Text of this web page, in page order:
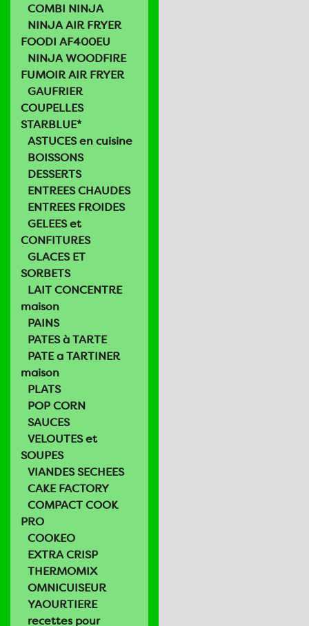
COMBI NINJA
NINJA AIR FRYER
FOODI AF400EU
NINJA WOODFIRE
FUMOIR AIR FRYER
GAUFRIER
COUPELLES
STARBLUE*
ASTUCES en cuisine
BOISSONS
DESSERTS
ENTREES CHAUDES
ENTREES FROIDES
GELEES et
CONFITURES
GLACES ET
SORBETS
LAIT CONCENTRE
maison
PAINS
PATES à TARTE
PATE a TARTINER
maison
PLATS
POP CORN
SAUCES
VELOUTES et
SOUPES
VIANDES SECHEES
CAKE FACTORY
COMPACT COOK
PRO
COOKEO
EXTRA CRISP
THERMOMIX
OMNICUISEUR
YAOURTIERE
recettes pour